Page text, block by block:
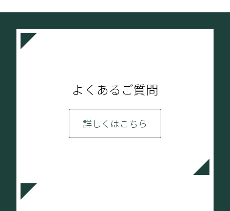
よくあるご質問
詳しくはこちら